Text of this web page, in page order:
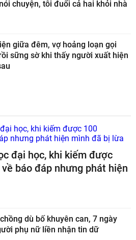
chuyện, tôi đuổi cả hai khỏi nhà
giữa đêm, vợ hoảng loạn gọi
sững sờ khi thấy người xuất hiện
đại học, khi kiếm được
báo đáp nhưng phát hiện
dù bố khuyên can, 7 ngày
phụ nữ liền nhận tin dữ